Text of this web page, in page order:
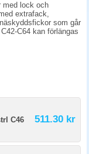
med lock och
extrafack,
som går
C64 kan förlängas
C46 511.30 kr